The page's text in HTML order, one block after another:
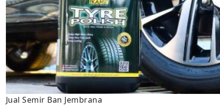
Jual Semir Ban Jembrana